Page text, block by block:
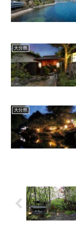
大分県
大分県